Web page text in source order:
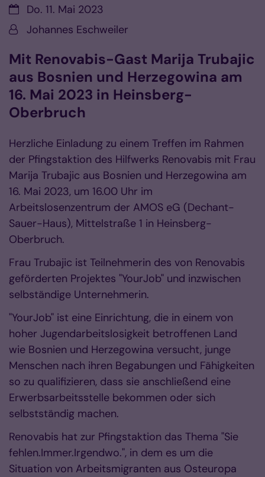
Datum:Do. 11. Mai 2023
Von:Johannes Eschweiler
Mit Renovabis-Gast Marija Trubajic
aus Bosnien und Herzegowina am
16. Mai 2023 in Heinsberg-
Oberbruch
Herzliche Einladung zu einem Treffen im Rahmen
der Pfingstaktion des Hilfwerks Renovabis mit Frau
Marija Trubajic aus Bosnien und Herzegowina am
16. Mai 2023, um 16.00 Uhr im
Arbeitslosenzentrum der AMOS eG (Dechant-
Sauer-Haus), Mittelstraße 1 in Heinsberg-
Oberbruch.
Frau Trubajic ist Teilnehmerin des von Renovabis
geförderten Projektes "YourJob" und inzwischen
selbständige Unternehmerin.
"YourJob" ist eine Einrichtung, die in einem von
hoher Jugendarbeitslosigkeit betroffenen Land
wie Bosnien und Herzegowina versucht, junge
Menschen nach ihren Begabungen und Fähigkeiten
so zu qualifizieren, dass sie anschließend eine
Erwerbsarbeitsstelle bekommen oder sich
selbstständig machen.
Renovabis hat zur Pfingstaktion das Thema "Sie
fehlen.Immer.Irgendwo.", in dem es um die
Situation von Arbeitsmigranten aus Osteuropa